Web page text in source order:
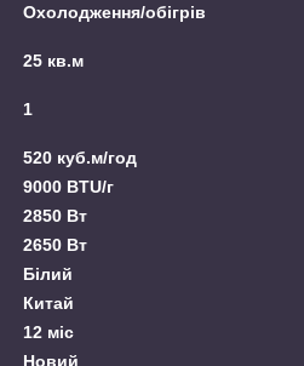
Охолодження/обігрів
25 кв.м
1
520 куб.м/год
9000 BTU/г
2850 Вт
2650 Вт
Білий
Китай
12 міс
Новий